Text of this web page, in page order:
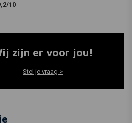
10
zijn er voor jou!
Stel je vraag >